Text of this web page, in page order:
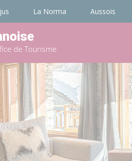
La Norma Aussois
de Tourisme